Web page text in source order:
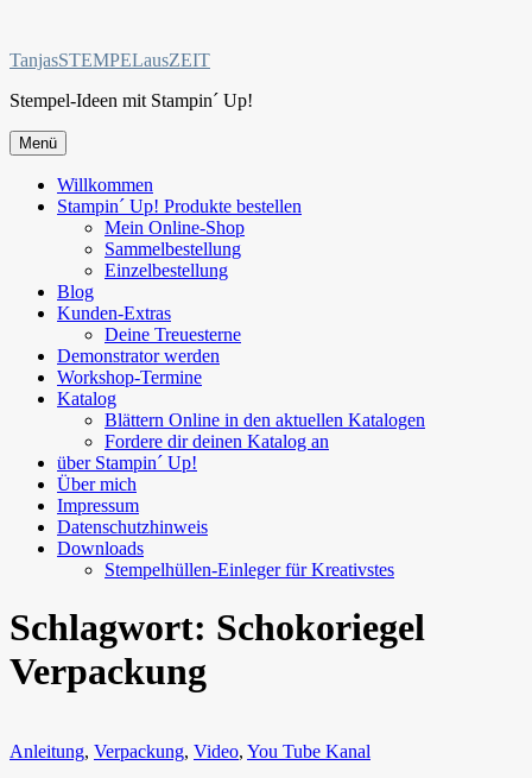
springen
TanjasSTEMPELausZEIT
Stempel-Ideen mit Stampin´ Up!
Menü
Willkommen
Stampin´ Up! Produkte bestellen
Mein Online-Shop
Sammelbestellung
Einzelbestellung
Blog
Kunden-Extras
Deine Treuesterne
Demonstrator werden
Workshop-Termine
Katalog
Blättern Online in den aktuellen Katalogen
Fordere dir deinen Katalog an
über Stampin´ Up!
Über mich
Impressum
Datenschutzhinweis
Downloads
Stempelhüllen-Einleger für Kreativstes
Schlagwort: Schokoriegel
Verpackung
Anleitung, Verpackung, Video, You Tube Kanal